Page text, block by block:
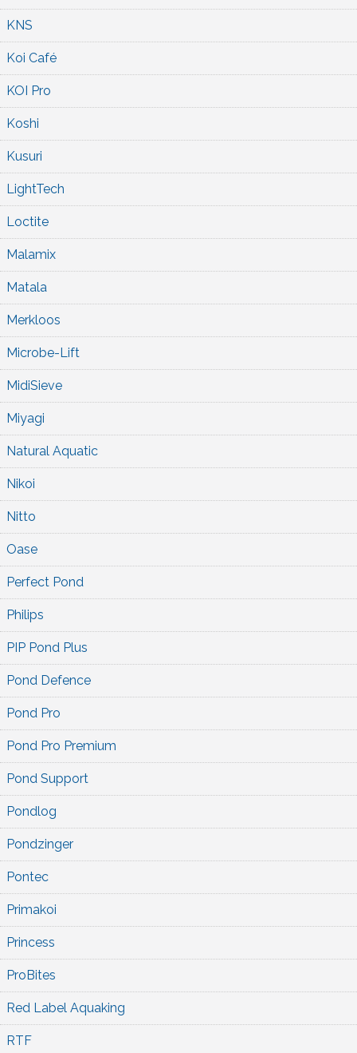
KNS
Koi Café
KOI Pro
Koshi
Kusuri
LightTech
Loctite
Malamix
Matala
Merkloos
Microbe-Lift
MidiSieve
Miyagi
Natural Aquatic
Nikoi
Nitto
Oase
Perfect Pond
Philips
PIP Pond Plus
Pond Defence
Pond Pro
Pond Pro Premium
Pond Support
Pondlog
Pondzinger
Pontec
Primakoi
Princess
ProBites
Red Label Aquaking
RTF